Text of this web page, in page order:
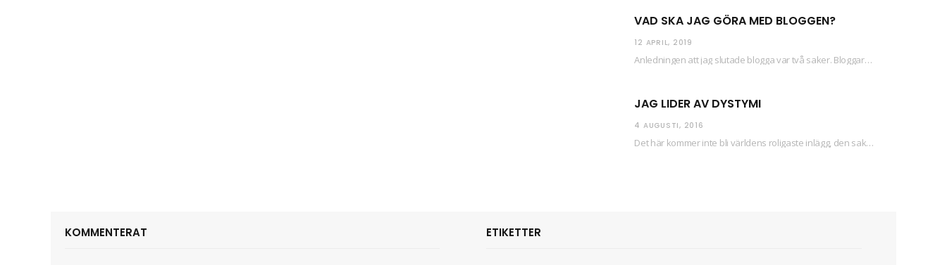
VAD SKA JAG GÖRA MED BLOGGEN?
12 APRIL, 2019
Anledningen att jag slutade blogga var två saker. Bloggaren Daniel skrev ut checkar som personen…
JAG LIDER AV DYSTYMI
4 AUGUSTI, 2016
Det här kommer inte bli världens roligaste inlägg, den saken kan ni räkna med. Det…
KOMMENTERAT ETIKETTER